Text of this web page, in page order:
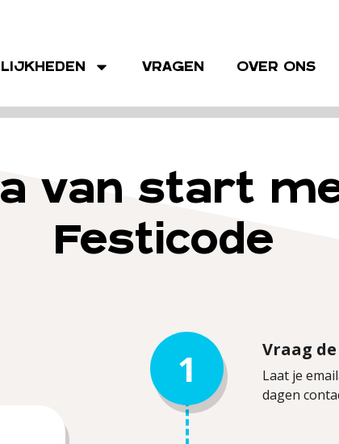
VRAGEN OVER ONS
van start
Festicode
Vraag
Laat je
dagen
1